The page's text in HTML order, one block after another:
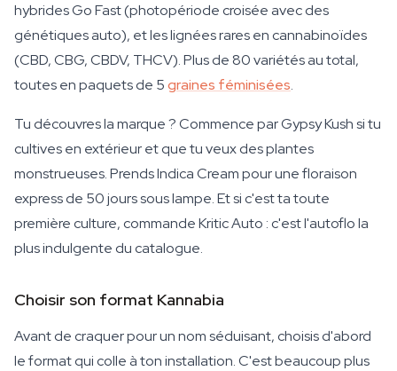
hybrides Go Fast (photopériode croisée avec des
génétiques auto), et les lignées rares en cannabinoïdes
(CBD, CBG, CBDV, THCV). Plus de 80 variétés au total,
toutes en paquets de 5graines féminisées.
Tu découvres la marque ? Commence par Gypsy Kush si tu
cultives en extérieur et que tu veux des plantes
monstrueuses. Prends Indica Cream pour une floraison
express de 50 jours sous lampe. Et si c'est ta toute
première culture, commande Kritic Auto : c'est l'autoflo la
plus indulgente du catalogue.
Choisir son format Kannabia
Avant de craquer pour un nom séduisant, choisis d'abord
le format qui colle à ton installation. C'est beaucoup plus